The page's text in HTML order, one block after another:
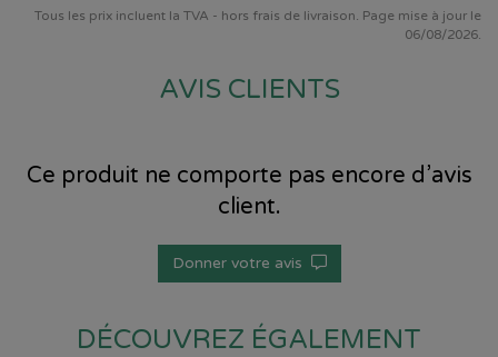
Tous les prix incluent la TVA - hors frais de livraison. Page mise à jour le
06/08/2026.
AVIS CLIENTS
Ce produit ne comporte pas encore d’avis
client.
Donner votre avis
DÉCOUVREZ ÉGALEMENT